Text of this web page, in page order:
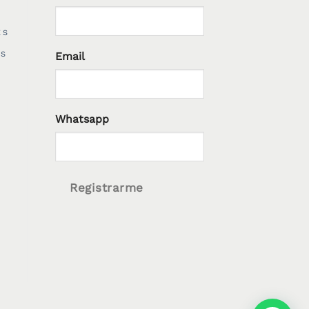
Email
Whatsapp
Registrarme